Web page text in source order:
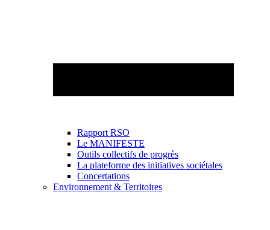
Rapport RSO
Le MANIFESTE
Outils collectifs de progrès
La plateforme des initiatives sociétales
Concertations
Environnement & Territoires